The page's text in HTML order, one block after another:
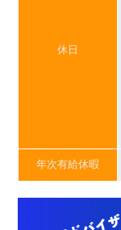
休日
年次有給休暇